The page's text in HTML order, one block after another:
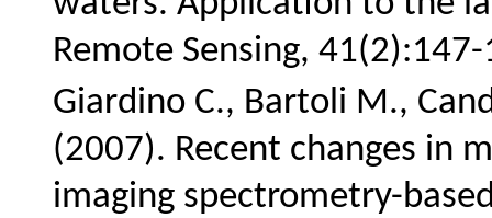
Remote Sensing,
Giardino C., Bartoli M.,
(2007). Recent changes in
imaging spectrometry-